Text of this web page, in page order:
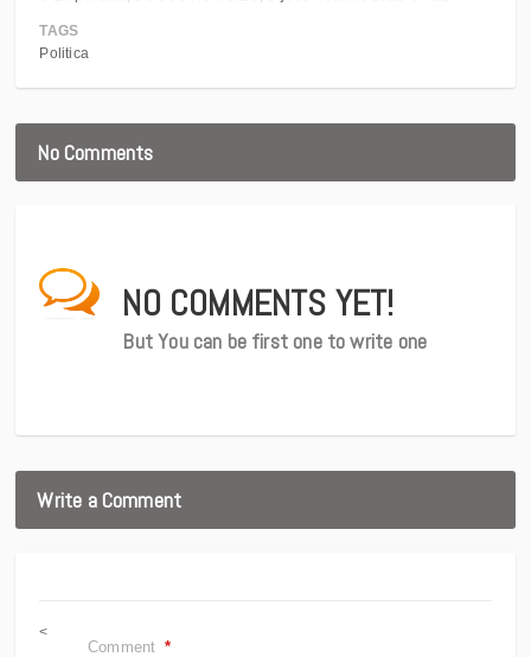
TAGS
Politica
No Comments
NO COMMENTS YET!
But You can be first one to write one
Write a Comment
<
Comment *